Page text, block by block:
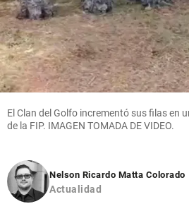
El Clan del Golfo incrementó sus filas en
de la FIP. IMAGEN TOMADA DE VIDEO.
Nelson Ricardo Matta Colorado
Actualidad